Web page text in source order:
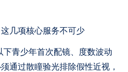
几项核心服务不可少
下青少年首次配镜、度数波动
通过散瞳验光排除假性近视，